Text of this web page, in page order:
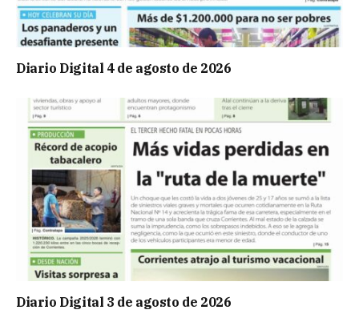
Diario Digital 4 de agosto de 2026
Diario Digital 3 de agosto de 2026